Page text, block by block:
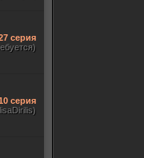
серия
серия